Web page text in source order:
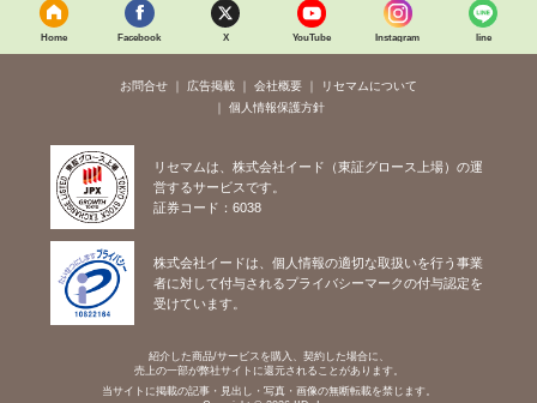
Home Facebook X YouTube Instagram line
お問合せ 広告掲載 会社概要
リセマムについて
個人情報保護方針
リセマムは、株式会社イード（東証グロース上場）の運
営するサービスです。
証券コード：6038
株式会社イードは、個人情報の適切な取扱いを行う事業
者に対して付与されるプライバシーマークの付与認定を
受けています。
紹介した商品/サービスを購入、契約した場合に、
売上の一部が弊社サイトに還元されることがあります。
当サイトに掲載の記事・見出し・写真・画像の無断転載を禁じます。